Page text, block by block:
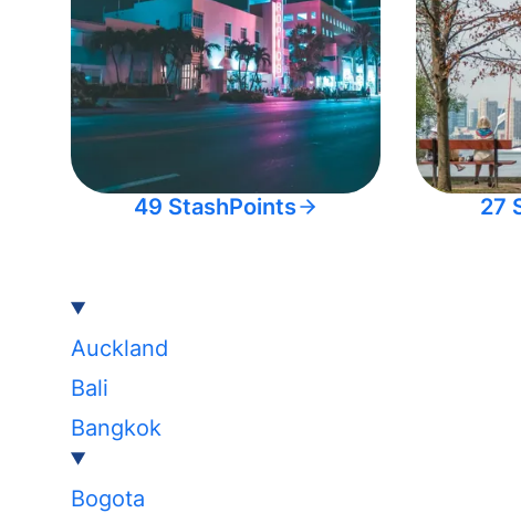
49 StashPoints 27
Auckland
Bali
Bangkok
Bogota